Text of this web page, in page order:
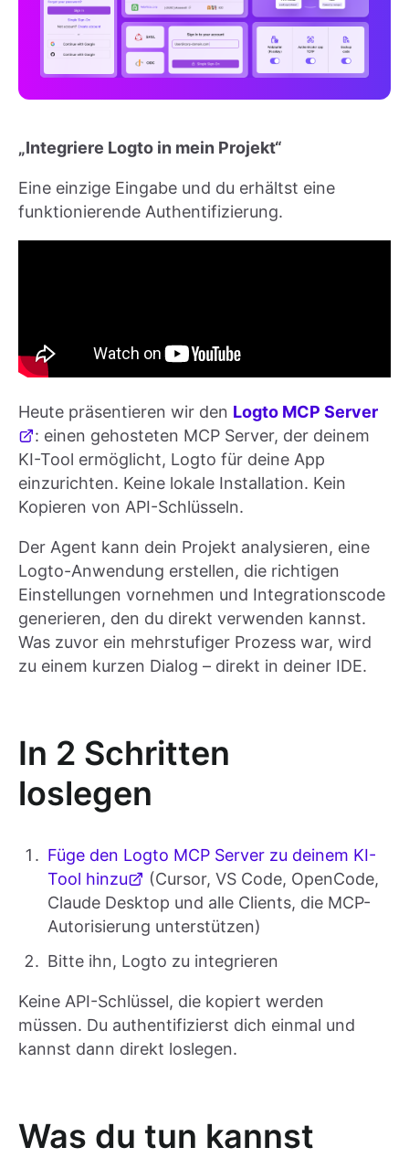
„Integriere Logto in mein Projekt“
Eine einzige Eingabe und du erhältst eine
funktionierende Authentifizierung.
Heute präsentieren wir den Logto MCP Server
: einen gehosteten MCP Server, der deinem
KI-Tool ermöglicht, Logto für deine App
einzurichten. Keine lokale Installation. Kein
Kopieren von API-Schlüsseln.
Der Agent kann dein Projekt analysieren, eine
Logto-Anwendung erstellen, die richtigen
Einstellungen vornehmen und Integrationscode
generieren, den du direkt verwenden kannst.
Was zuvor ein mehrstufiger Prozess war, wird
zu einem kurzen Dialog – direkt in deiner IDE.
In 2 Schritten
loslegen
Füge den Logto MCP Server zu deinem KI-
Tool hinzu
(Cursor, VS Code, OpenCode,
Claude Desktop und alle Clients, die MCP-
Autorisierung unterstützen)
Bitte ihn, Logto zu integrieren
Keine API-Schlüssel, die kopiert werden
müssen. Du authentifizierst dich einmal und
kannst dann direkt loslegen.
Was du tun kannst